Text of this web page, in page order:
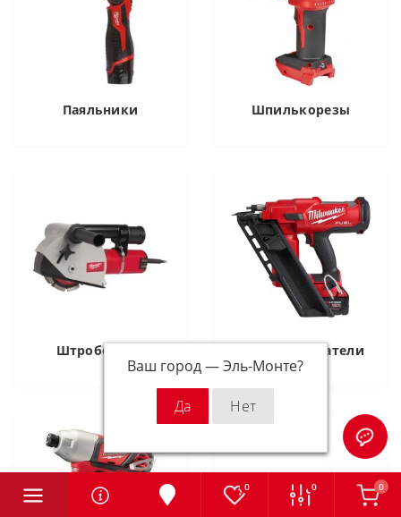
Ваш город —Эль-Монте?
0 0 0
Паяльники Шпилькорезы
Штроборезы Гвоздезабиватели